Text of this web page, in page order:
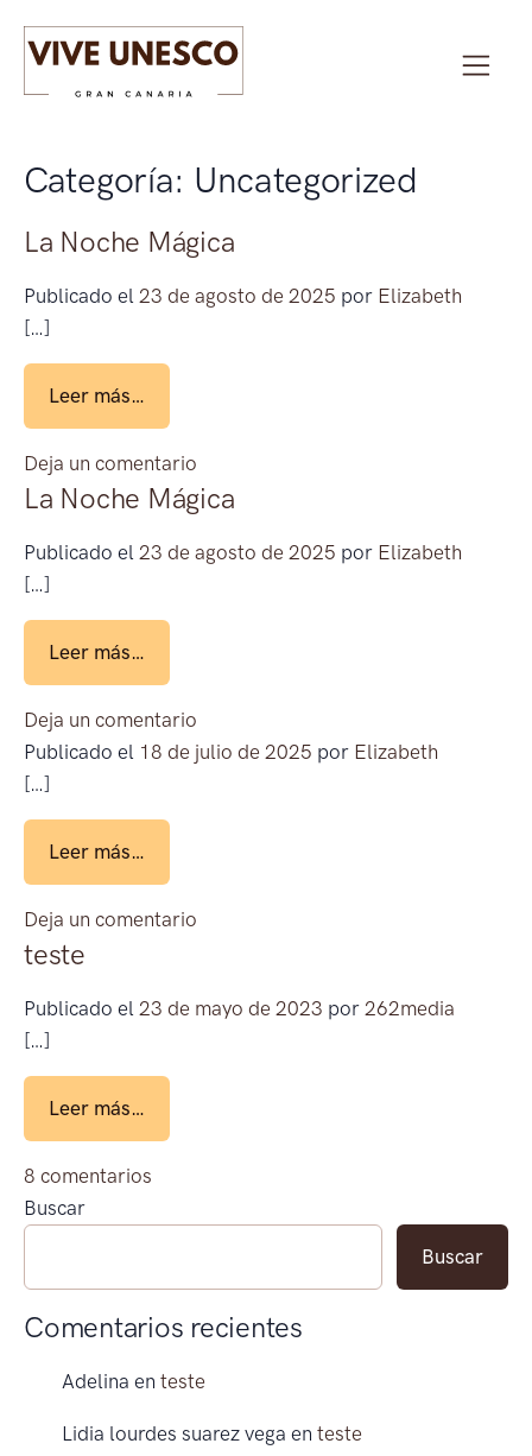
Categoría: Uncategorized
La Noche Mágica
Publicado el 23 de agosto de 2025 por Elizabeth
[…]
Leer más…
Deja un comentario
La Noche Mágica
Publicado el 23 de agosto de 2025 por Elizabeth
[…]
Leer más…
Deja un comentario
Publicado el 18 de julio de 2025 por Elizabeth
[…]
Leer más…
Deja un comentario
teste
Publicado el 23 de mayo de 2023 por 262media
[…]
Leer más…
8 comentarios
Buscar
Buscar
Comentarios recientes
Adelina en teste
Lidia lourdes suarez vega en teste